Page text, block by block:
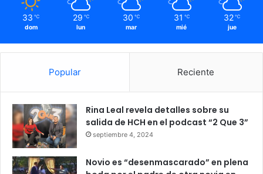
33 ℃
dom
29 ℃
lun
30 ℃
mar
31 ℃
mié
32 ℃
jue
Popular Reciente
Rina Leal revela detalles sobre su
salida de HCH en el podcast “2 Que 3”
septiembre 4, 2024
Novio es “desenmascarado” en plena